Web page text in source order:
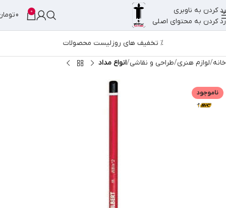
رد کردن به ناوبری
رد کردن به محتوای اصلی
0
0
% تخفیف های روزلیست محصولات
خانه لوازم هنری طراحی و نقاشی انواع مداد
ناموجود